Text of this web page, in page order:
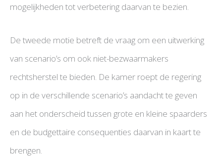
mogelijkheden tot verbetering daarvan te bezien.
De tweede motie betreft de vraag om een uitwerking
van scenario’s om ook niet-bezwaarmakers
rechtsherstel te bieden. De kamer roept de regering
op in de verschillende scenario’s aandacht te geven
aan het onderscheid tussen grote en kleine spaarders
en de budgettaire consequenties daarvan in kaart te
brengen.